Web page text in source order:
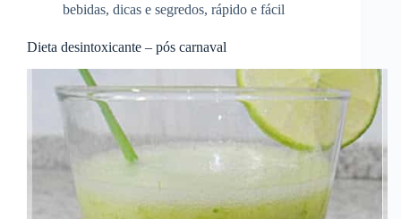
bebidas, dicas e segredos, rápido e fácil
Dieta desintoxicante – pós carnaval